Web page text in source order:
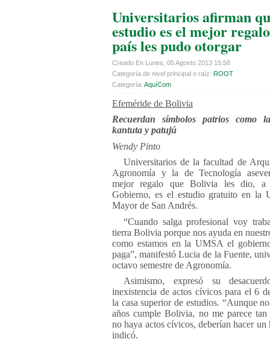
Universitarios afirman
estudio es el mejor
país les pudo otorgar
Creado En Lunes, 05 Agosto 2013 15:58
Categoría de nivel principal o raíz: ROOT
Categoría: AquíCom
Efeméride de Bolivia
Recuerdan símbolos patrios como
kantuta y patujú
Wendy Pinto
Universitarios de la facultad de
Agronomía y la de Tecnología
mejor regalo que Bolivia les dio, a
Gobierno, es el estudio gratuito en la
Mayor de San Andrés.
“Cuando salga profesional voy
tierra Bolivia porque nos ayuda en
como estamos en la UMSA el
paga”, manifestó Lucia de la Fuente,
octavo semestre de Agronomía.
Asimismo, expresó su
inexistencia de actos cívicos para el 6
la casa superior de estudios. “Aunque
años cumple Bolivia, no me parece tan
no haya actos cívicos, deberían hacer un
indicó.